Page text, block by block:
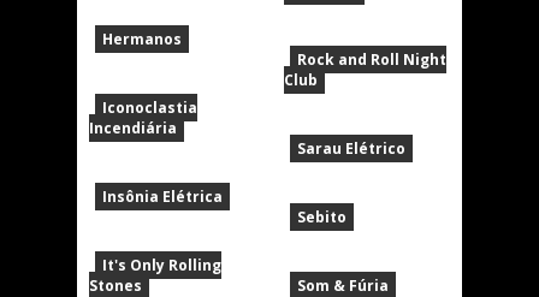
Hermanos
Iconoclastia
Incendiária
Insônia Elétrica
It's Only Rolling
Stones
Rock and Roll Night
Club
Sarau Elétrico
Sebito
Som & Fúria